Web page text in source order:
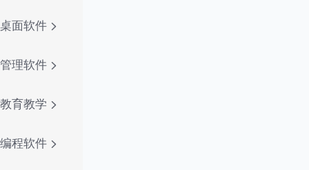
桌面软件
管理软件
教育教学
编程软件